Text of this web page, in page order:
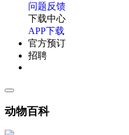
问题反馈
下载中心
APP下载
官方预订
招聘
动物百科